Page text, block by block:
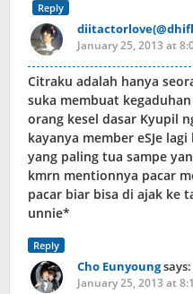
Reply
January 25, 2013 at
Citraku adalah hanya
suka membuat
orang kesel dasar Kyupil
kayanya member eSJe
yang paling tua sampe
kmrn mentionnya pacar
pacar biar bisa di ajak ke
unnie*
Reply
Cho Eunyoungsays:
January 25, 2013 at